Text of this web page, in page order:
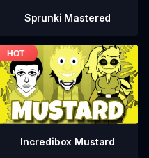
Sprunki Mastered
Incredibox Mustard